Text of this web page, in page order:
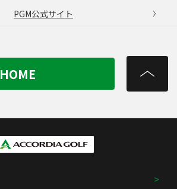
PGM公式サイト
HOME